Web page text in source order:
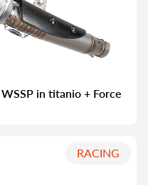
in titanio + Force
RACING